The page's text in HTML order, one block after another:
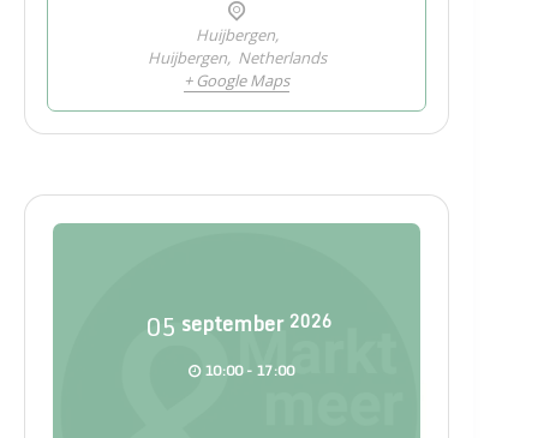
Huijbergen,
Huijbergen, Netherlands
+ Google Maps
05 september 2026
10:00 - 17:00